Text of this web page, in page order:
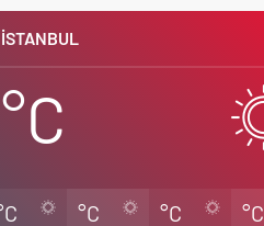
BIST
DOLAR
EURO
İSTANBUL
°C
°C °C °C